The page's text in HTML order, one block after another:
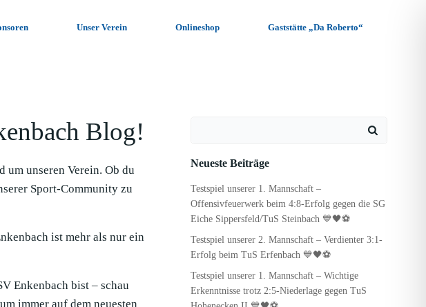
Unser Verein Onlineshop Gaststätte „Da Roberto“
Blog!
um unseren Verein. Ob du
Sport-Community zu
ist mehr als nur ein
Enkenbach bist – schau
immer auf dem neuesten
Neueste Beiträge
Testspiel unserer 1. Mannschaft –
Offensivfeuerwerk beim 4:8-Erfolg gegen die SG
Eiche Sippersfeld/TuS Steinbach 💙🖤⚽
Testspiel unserer 2. Mannschaft – Verdienter 3:1-
Erfolg beim TuS Erfenbach 💙🖤⚽
Testspiel unserer 1. Mannschaft – Wichtige
Erkenntnisse trotz 2:5-Niederlage gegen TuS